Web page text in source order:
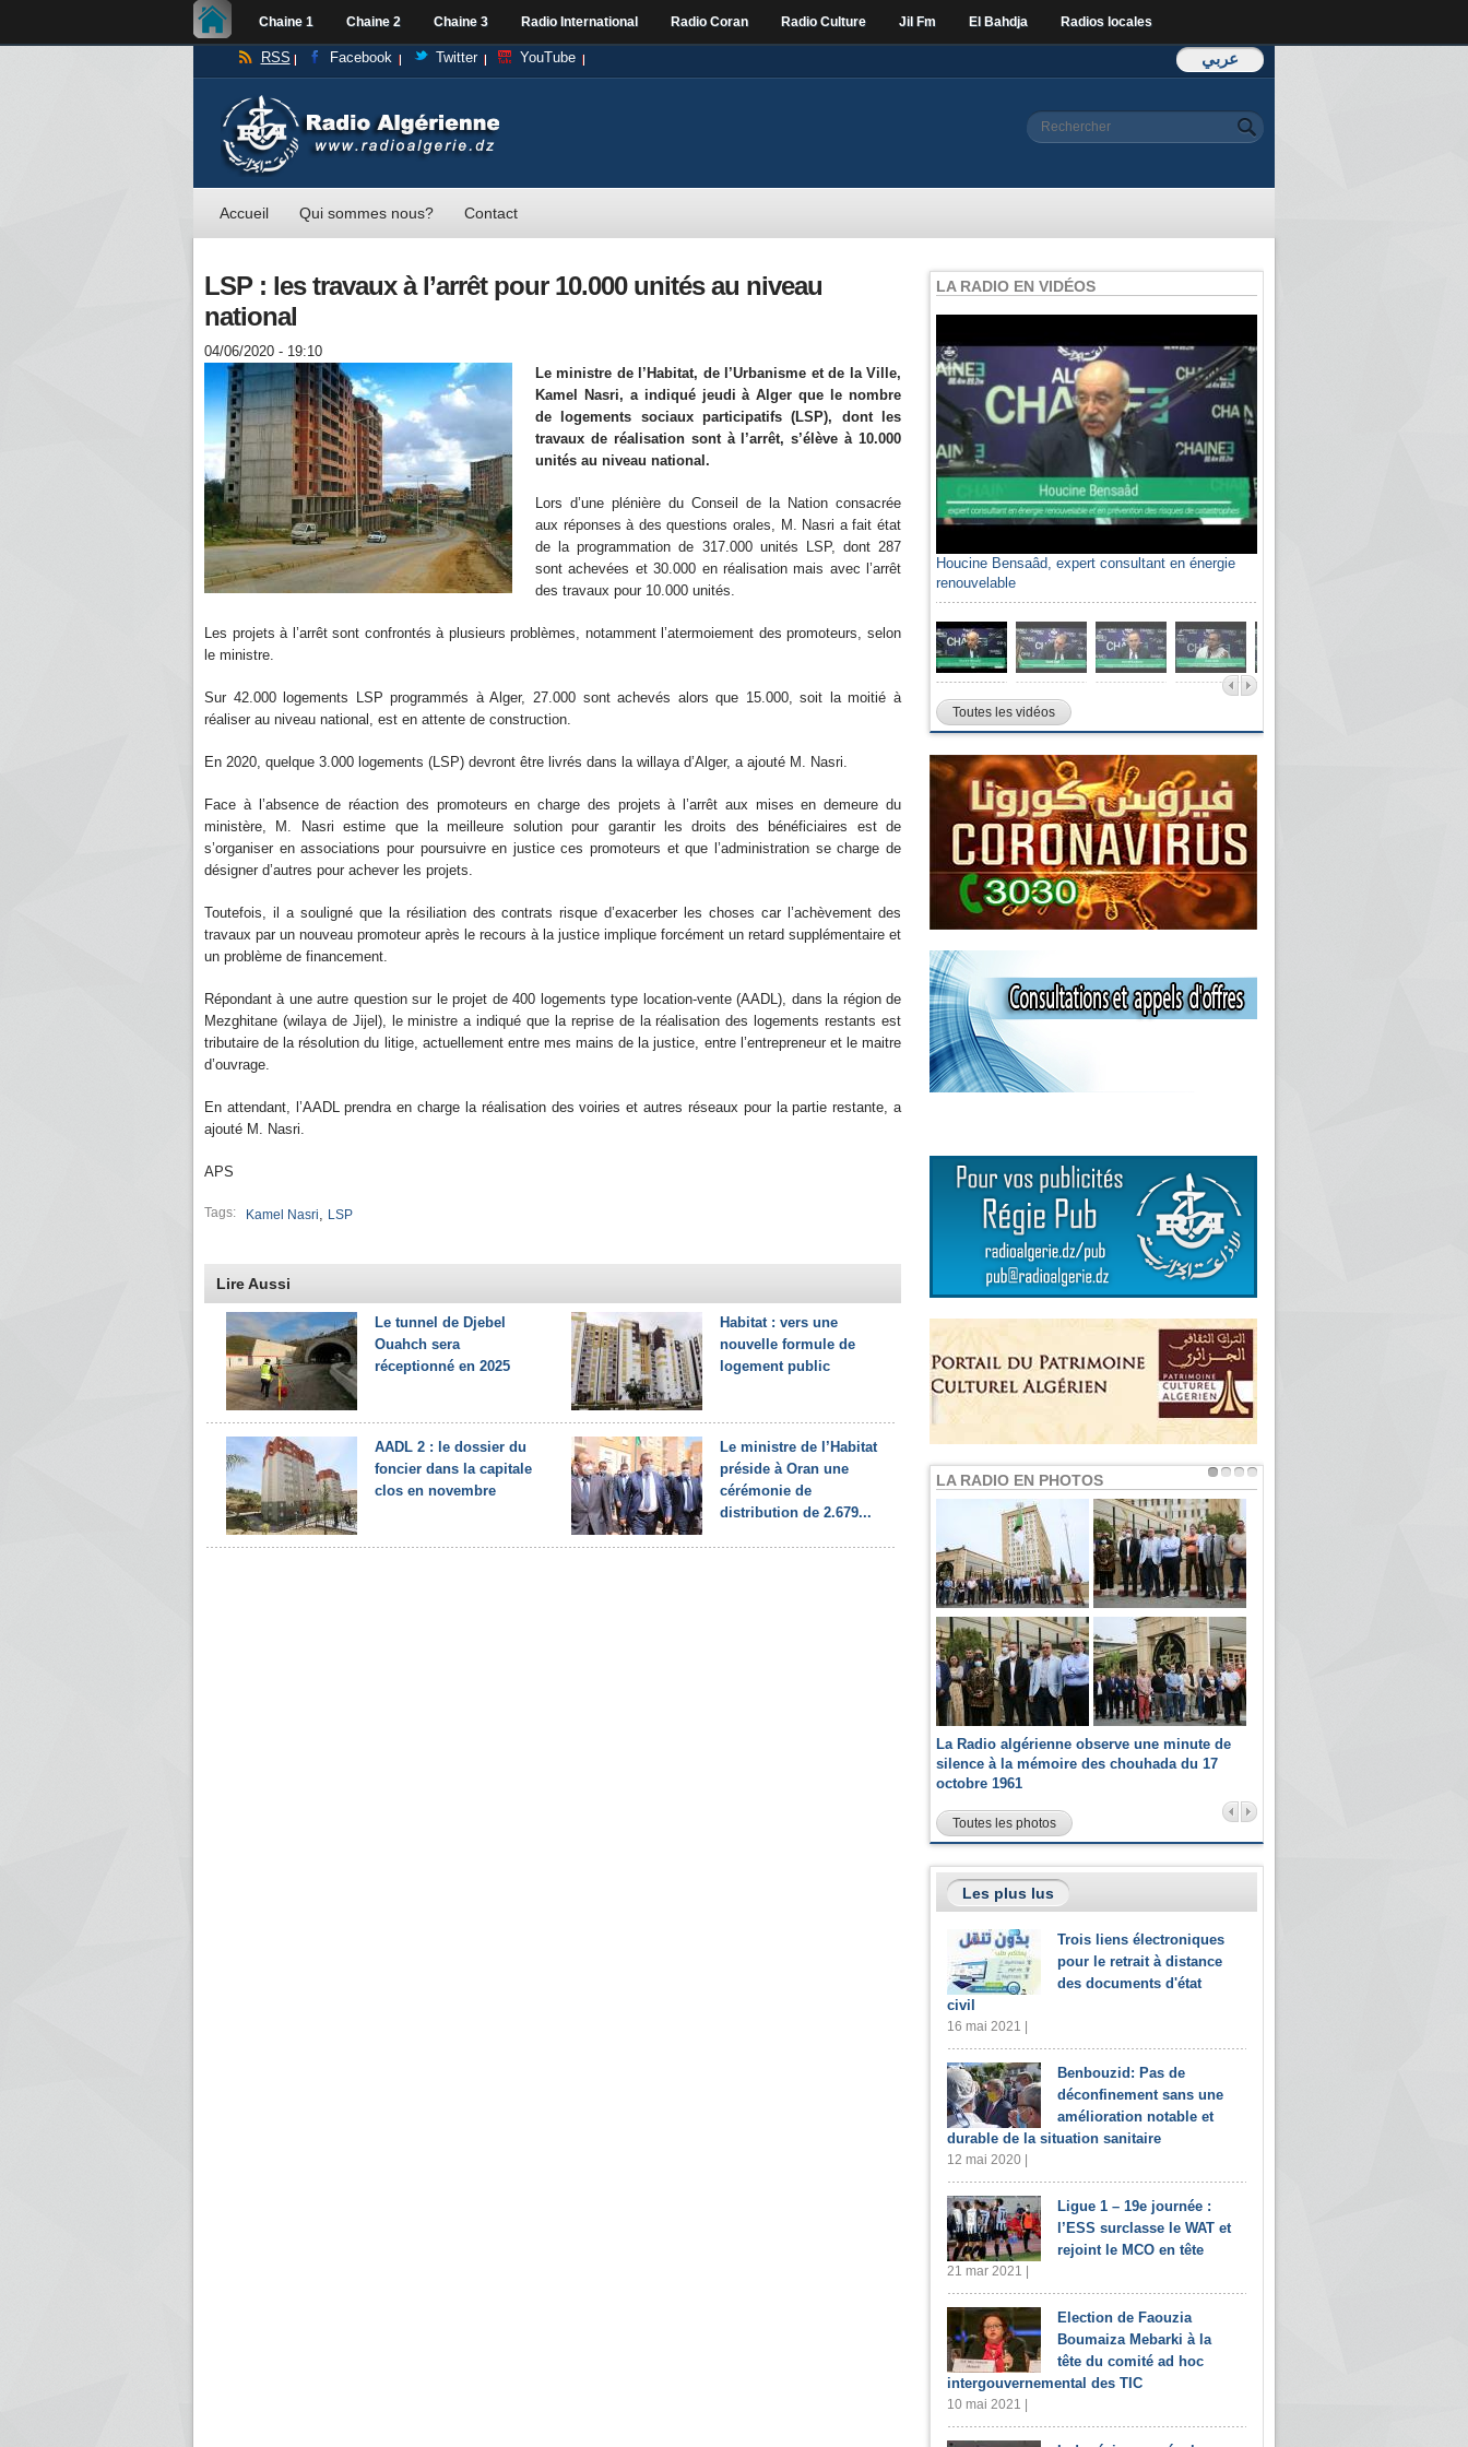
Chaine 1 Chaine 2 Chaine 3 Radio International Radio Coran Radio Culture Jil Fm El Bahdja Radios locales
عربي RSS Facebook Twitter YouTube
Formulaire de
Rechercher
Accueil Qui sommes nous? Contact
LSP : les travaux à l’arrêt pour 10.000 unités au niveau
national
04/06/2020 - 19:10
Le ministre de l’Habitat, de l’Urbanisme et de la Ville,
Kamel Nasri, a indiqué jeudi à Alger que le nombre
de logements sociaux participatifs (LSP), dont les
travaux de réalisation sont à l’arrêt, s’élève à 10.000
unités au niveau national.
Lors d’une plénière du Conseil de la Nation consacrée
aux réponses à des questions orales, M. Nasri a fait état
de la programmation de 317.000 unités LSP, dont 287
sont achevées et 30.000 en réalisation mais avec l’arrêt
des travaux pour 10.000 unités.
Les projets à l’arrêt sont confrontés à plusieurs problèmes, notamment l’atermoiement des promoteurs, selon
le ministre.
Sur 42.000 logements LSP programmés à Alger, 27.000 sont achevés alors que 15.000, soit la moitié à
réaliser au niveau national, est en attente de construction.
En 2020, quelque 3.000 logements (LSP) devront être livrés dans la willaya d’Alger, a ajouté M. Nasri.
Face à l’absence de réaction des promoteurs en charge des projets à l’arrêt aux mises en demeure du
ministère, M. Nasri estime que la meilleure solution pour garantir les droits des bénéficiaires est de
s’organiser en associations pour poursuivre en justice ces promoteurs et que l’administration se charge de
désigner d’autres pour achever les projets.
Toutefois, il a souligné que la résiliation des contrats risque d’exacerber les choses car l’achèvement des
travaux par un nouveau promoteur après le recours à la justice implique forcément un retard supplémentaire et
un problème de financement.
Répondant à une autre question sur le projet de 400 logements type location-vente (AADL), dans la région de
Mezghitane (wilaya de Jijel), le ministre a indiqué que la reprise de la réalisation des logements restants est
tributaire de la résolution du litige, actuellement entre mes mains de la justice, entre l’entrepreneur et le maitre
d’ouvrage.
En attendant, l’AADL prendra en charge la réalisation des voiries et autres réseaux pour la partie restante, a
ajouté M. Nasri.
APS
Tags: Kamel Nasri, LSP
Lire Aussi
Le tunnel de Djebel
Ouahch sera
réceptionné en 2025
Habitat : vers une
nouvelle formule de
logement public
AADL 2 : le dossier du
foncier dans la capitale
clos en novembre
Le ministre de l’Habitat
préside à Oran une
cérémonie de
distribution de 2.679...
LA RADIO EN VIDÉOS
Houcine Bensaâd, expert consultant en énergie
renouvelable
Toutes les vidéos
LA RADIO EN PHOTOS
La Radio algérienne observe une minute de
silence à la mémoire des chouhada du 17
octobre 1961
Toutes les photos
Les plus lus
Trois liens électroniques
pour le retrait à distance
des documents d'état
civil
16 mai 2021 |
Benbouzid: Pas de
déconfinement sans une
amélioration notable et
durable de la situation sanitaire
12 mai 2020 |
Ligue 1 – 19e journée :
l’ESS surclasse le WAT et
rejoint le MCO en tête
21 mar 2021 |
Election de Faouzia
Boumaiza Mebarki à la
tête du comité ad hoc
intergouvernemental des TIC
10 mai 2021 |